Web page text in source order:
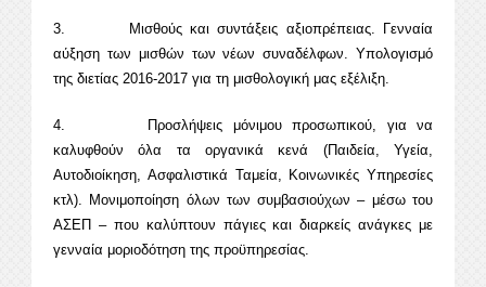
3. Μισθούς και συντάξεις αξιοπρέπειας. Γενναία
αύξηση των μισθών των νέων συναδέλφων. Υπολογισμό
της διετίας 2016-2017 για τη μισθολογική μας εξέλιξη.
4. Προσλήψεις μόνιμου προσωπικού, για να
καλυφθούν όλα τα οργανικά κενά (Παιδεία, Υγεία,
Αυτοδιοίκηση, Ασφαλιστικά Ταμεία, Κοινωνικές Υπηρεσίες
κτλ). Μονιμοποίηση όλων των συμβασιούχων – μέσω του
ΑΣΕΠ – που καλύπτουν πάγιες και διαρκείς ανάγκες με
γενναία μοριοδότηση της προϋπηρεσίας.